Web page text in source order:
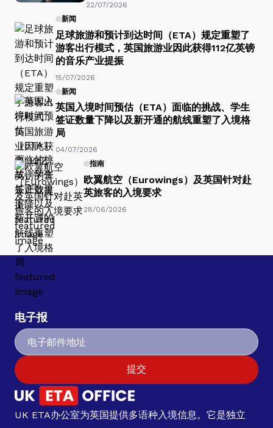
22/07/2026
新闻
足球旅游和预计到达时间（ETA）规定重塑了
游客出行模式，英国旅游业因此获得112亿英镑
的音乐产业提振
15/07/2026
新闻
英国入境时间预估（ETA）面临的挑战、学生
签证数量下降以及新开通的航线重塑了入境格
局
04/07/2026
指南
欧翼航空（Eurowings）及英国针对赴
英旅客的入境要求
28/06/2026
电子报
提交
UK ETA办公室为英国提供多语种入境信息。它是独立